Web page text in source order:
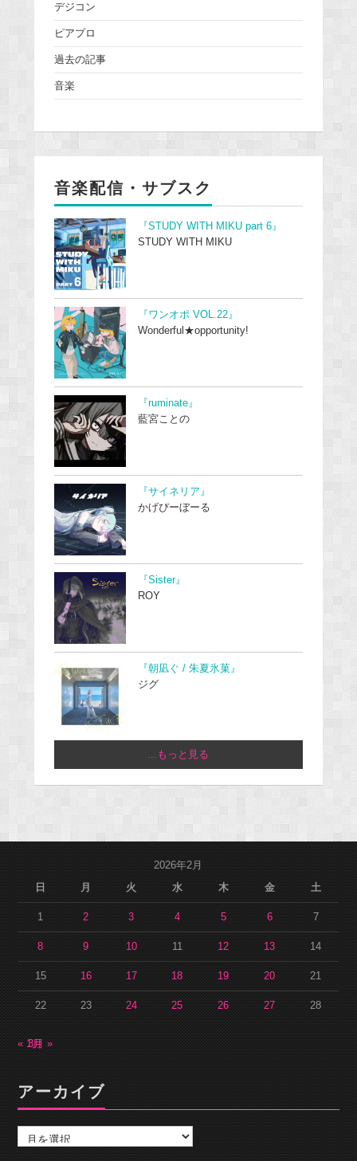
デジコン
ピアプロ
過去の記事
音楽
音楽配信・サブスク
『STUDY WITH MIKU part 6』
STUDY WITH MIKU
『ワンオポ VOL.22』
Wonderful★opportunity!
『ruminate』
藍宮ことの
『サイネリア』
かげぴーぼーる
『Sister』
ROY
『朝凪ぐ / 朱夏氷菓』
ジグ
...もっと見る
2026年2月
日
月 火 水 木 金 土
1 2 3 4 5 6 7
8 9 10 11 12 13 14
15 16 17 18 19 20 21
22 23 24 25 26 27 28
« 1月3月 »
アーカイブ
カ